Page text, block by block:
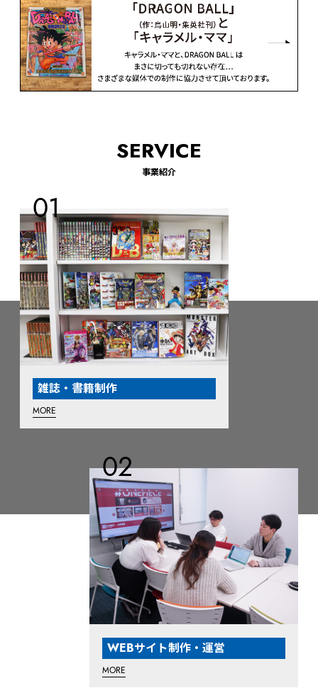
SERVICE
事業紹介
雑誌・書籍制作
MORE
WEBサイト制作・運営
MORE